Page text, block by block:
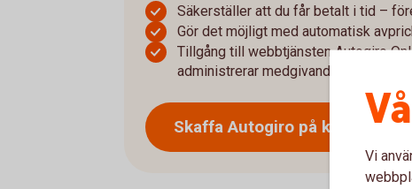
Säkerställer att du får betalt i tid –
Gör det möjligt med automatisk
Tillgång till webbtjänsten Autogiro
administrerar medgivanden via webben
Skaffa Autogiro på kontor
Vi